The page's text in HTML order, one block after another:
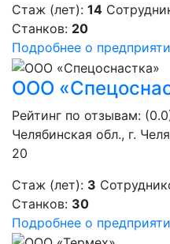
Стаж (лет): 14
Станков: 20
Подробнее о
ООО
Рейтинг по отзывам:
Челябинская обл., г.
20
Стаж (лет): 3
Станков: 30
Подробнее о